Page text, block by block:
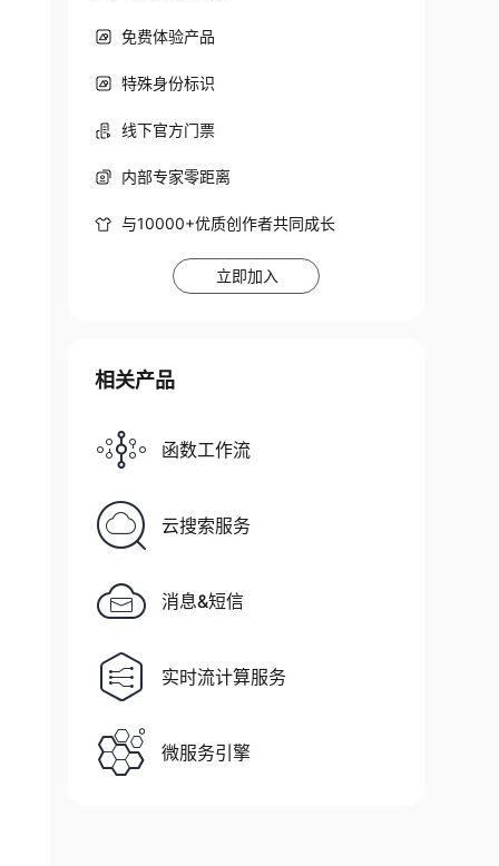
免费体验产品
特殊身份标识
线下官方门票
内部专家零距离
与10000+优质创作者共同成长
立即加入
相关产品
函数工作流
云搜索服务
消息&短信
实时流计算服务
微服务引擎